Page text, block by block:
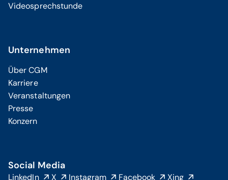
Videosprechstunde
Unternehmen
Über CGM
Karriere
Veranstaltungen
Presse
Konzern
Social Media
LinkedIn X Instagram Facebook Xing